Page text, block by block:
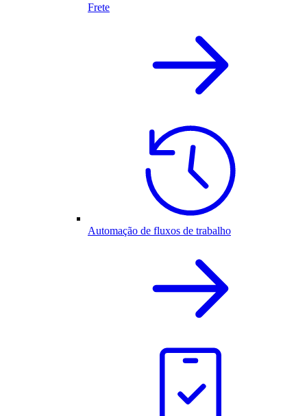
Frete
Automação de fluxos de trabalho